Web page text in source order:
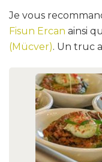
Je vous
Fisun Ercan ainsi
(Mücver). Un truc